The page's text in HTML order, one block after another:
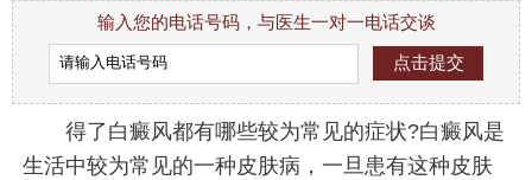
输入您的电话号码，与医生一对一电话交谈
得了白癜风都有哪些较为常见的症状?白癜风是
生活中较为常见的一种皮肤病，一旦患有这种皮肤